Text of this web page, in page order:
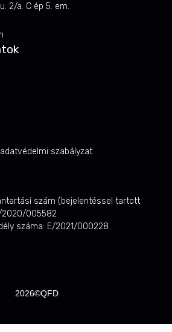
2/a. C ép 5. em.
szabályzat
szám (bejelentéssel tartott
2020/005582
száma: E/2021/000228
2026©QFD